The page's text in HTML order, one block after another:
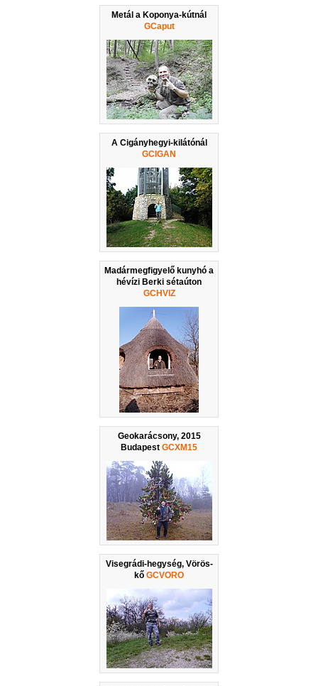
Metál a Koponya-kútnál
GCaput
A Cigányhegyi-kilátónál
GCIGAN
Madármegfigyelő kunyhó a
hévízi Berki sétaúton
GCHVIZ
Geokarácsony, 2015
Budapest GCXM15
Visegrádi-hegység, Vörös-
kő GCVORO